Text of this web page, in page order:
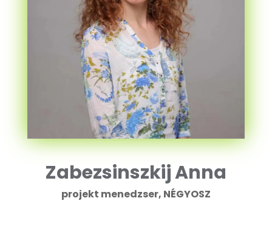
Zabezsinszkij Anna
projekt menedzser, NÉGYOSZ